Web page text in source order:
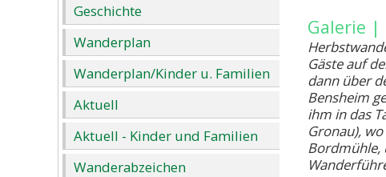
Geschichte
Wanderplan
Wanderplan/Kinder u. Familien
Aktuell
Aktuell - Kinder und Familien
Wanderabzeichen
Galerie |
Gäste auf
dann über
Bensheim
ihm in das
Gronau),
Bordmühle,